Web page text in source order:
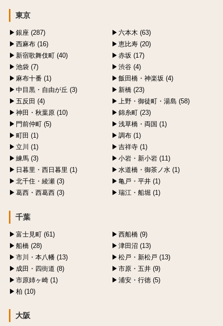
東京
銀座 (287)
六本木 (63)
西麻布 (16)
恵比寿 (20)
新宿歌舞伎町 (40)
赤坂 (17)
池袋 (7)
渋谷 (4)
麻布十番 (1)
飯田橋・神楽坂 (4)
中目黒・自由が丘 (3)
新橋 (23)
五反田 (4)
上野・御徒町・湯島 (58)
神田・秋葉原 (10)
錦糸町 (23)
門前仲町 (5)
浅草橋・両国 (1)
町田 (1)
調布 (1)
立川 (1)
吉祥寺 (1)
練馬 (3)
小岩・新小岩 (11)
日暮里・西日暮里 (1)
水道橋・御茶ノ水 (1)
北千住・綾瀬 (3)
亀戸・平井 (1)
葛西・西葛西 (3)
瑞江・船堀 (1)
千葉
富士見町 (61)
西船橋 (9)
船橋 (28)
津田沼 (13)
市川・本八幡 (13)
松戸・新松戸 (13)
成田・四街道 (8)
市原・五井 (9)
市原姉ヶ崎 (1)
浦安・行徳 (5)
柏 (10)
大阪